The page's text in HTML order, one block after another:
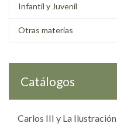
Infantil y Juvenil
Otras materias
Catálogos
Carlos III y La Ilustración